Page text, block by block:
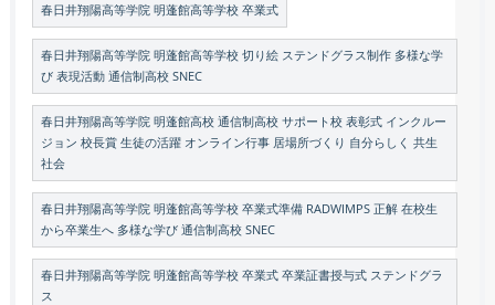
春日井翔陽高等学院 明蓬館高等学校 卒業式
春日井翔陽高等学院 明蓬館高等学校 切り絵 ステンドグラス制作 多様な学
び 表現活動 通信制高校 SNEC
春日井翔陽高等学院 明蓬館高校 通信制高校 サポート校 表彰式 インクルー
ジョン 校長賞 生徒の活躍 オンライン行事 居場所づくり 自分らしく 共生
社会
春日井翔陽高等学院 明蓬館高等学校 卒業式準備 RADWIMPS 正解 在校生
から卒業生へ 多様な学び 通信制高校 SNEC
春日井翔陽高等学院 明蓬館高等学校 卒業式 卒業証書授与式 ステンドグラ
ス